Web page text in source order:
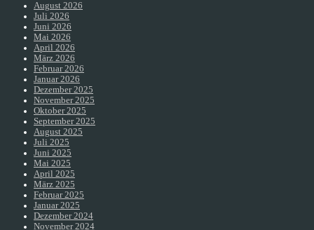
August 2026
Juli 2026
Juni 2026
Mai 2026
April 2026
März 2026
Februar 2026
Januar 2026
Dezember 2025
November 2025
Oktober 2025
September 2025
August 2025
Juli 2025
Juni 2025
Mai 2025
April 2025
März 2025
Februar 2025
Januar 2025
Dezember 2024
November 2024